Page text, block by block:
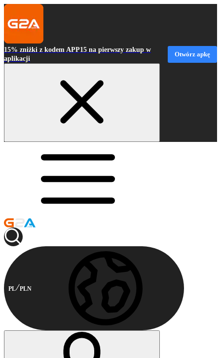
15% zniżki z kodem APP15 na pierwszy zakup w
aplikacji
Otwórz apkę
PL PLN